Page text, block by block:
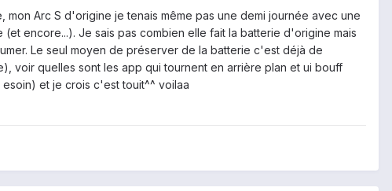
Arc S d'origine je tenais même pas une demi journée avec une
(et encore...). Je sais pas combien elle fait la batterie d'origine mais
Le seul moyen de préserver de la batterie c'est déjà de
voir quelles sont les app qui tournent en arrière plan et ui bouff
et je crois c'est touit^^ voilaa